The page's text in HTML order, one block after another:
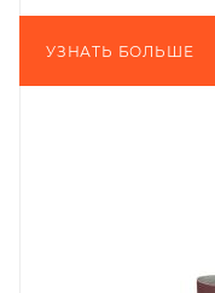
УЗНАТЬ БОЛЬШЕ